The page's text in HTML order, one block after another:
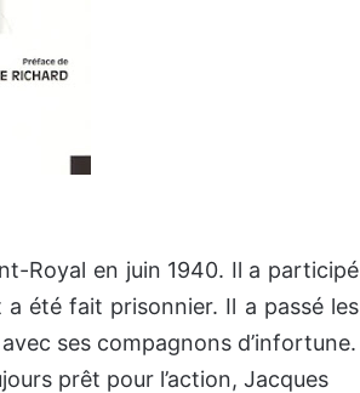
Royal en juin 1940. Il a participé
été fait prisonnier. Il a passé les
ses compagnons d’infortune.
prêt pour l’action, Jacques